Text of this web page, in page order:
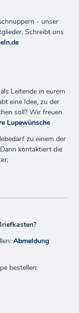
- unser
Schreibt uns
Leitende in eurem
eine Idee, zu der
soll? Wir freuen
Lupewünsche
zu einem der
kontaktiert die
Abmeldung
bestellen: